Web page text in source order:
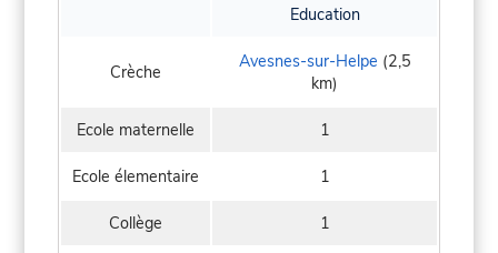
Education
Crèche Avesnes-sur-Helpe (2,5
km)
Ecole maternelle 1
Ecole élementaire 1
Collège 1